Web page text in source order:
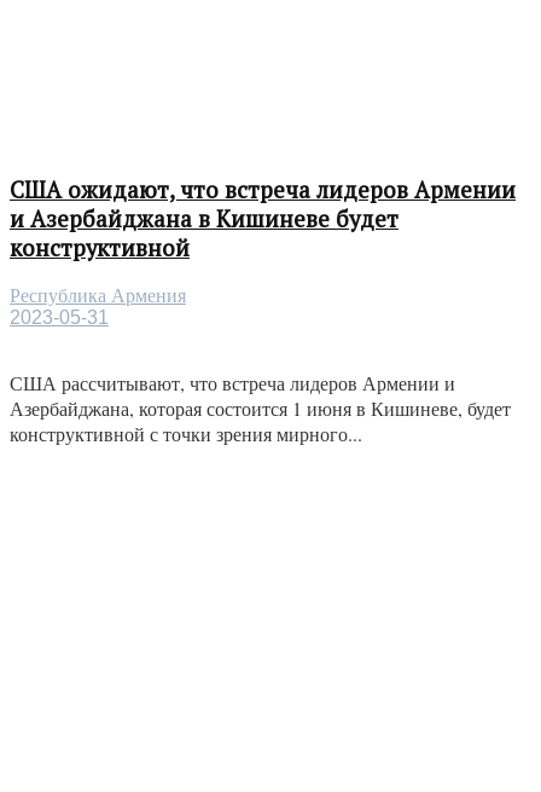
США ожидают, что встреча лидеров Армении
и Азербайджана в Кишиневе будет
конструктивной
Республика Армения
2023-05-31
США рассчитывают, что встреча лидеров Армении и
Азербайджана, которая состоится 1 июня в Кишиневе, будет
конструктивной с точки зрения мирного...